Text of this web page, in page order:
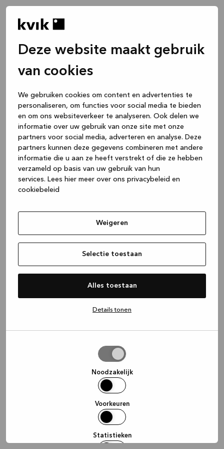
Deze website maakt gebruik
van cookies
We gebruiken cookies om content en advertenties te
personaliseren, om functies voor social media te bieden
en om ons websiteverkeer te analyseren. Ook delen we
informatie over uw gebruik van onze site met onze
partners voor social media, adverteren en analyse. Deze
partners kunnen deze gegevens combineren met andere
informatie die u aan ze heeft verstrekt of die ze hebben
verzameld op basis van uw gebruik van hun
services. Lees hier meer over ons privacybeleid en
cookiebeleid
Weigeren
Selectie toestaan
Alles toestaan
Details tonen
Noodzakelijk
Voorkeuren
Statistieken
(see the browser console for more
information).